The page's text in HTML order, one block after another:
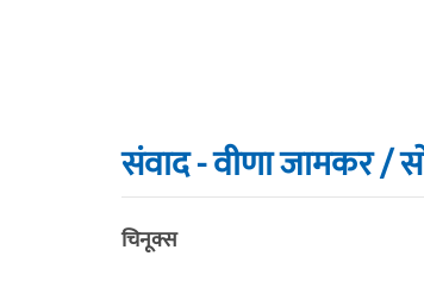
संवाद - वीणा जामकर /
चिनूक्स